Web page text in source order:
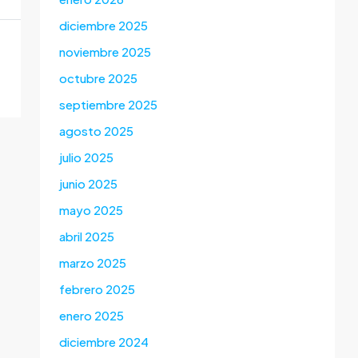
diciembre 2025
noviembre 2025
octubre 2025
septiembre 2025
agosto 2025
julio 2025
junio 2025
mayo 2025
abril 2025
marzo 2025
febrero 2025
enero 2025
diciembre 2024